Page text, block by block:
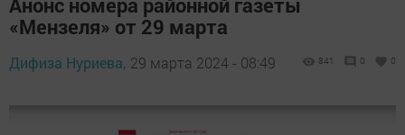
«Мензеля» от 29 марта
Дифиза Нуриева, 29 марта 2024 - 08:49 841 0 0